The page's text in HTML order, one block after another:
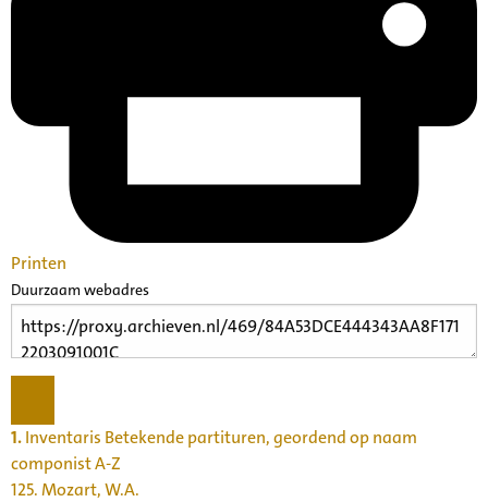
Printen
Duurzaam webadres
1.Inventaris Betekende partituren, geordend op naam
componist A-Z
125. Mozart, W.A.